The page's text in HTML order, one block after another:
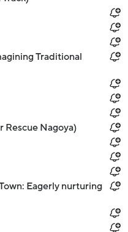
Traditional
Rescue Nagoya)
Eagerly nurturing